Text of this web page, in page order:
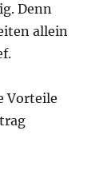
Denn
allein
Vorteile